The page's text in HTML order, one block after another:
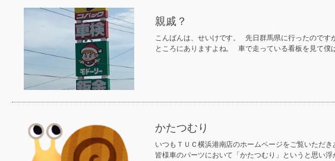
親戚？
こんばんは、せいけです。 先日群馬県に行ったので
ところにありますよね。 車で走っている看板を見て僕
かたつむり
いつもＴＵＣ横浜港南店のホームページをご覧いただ
皆様車のパーツにおいて「かたつむり」というと思い